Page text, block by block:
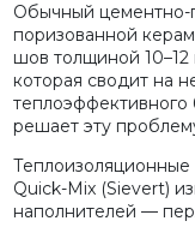
Обычный цементно-
поризованной
шов толщиной 10–12
которая сводит на
теплоэффективного
решает эту
Quick-Mix (Sievert)
наполнителей —